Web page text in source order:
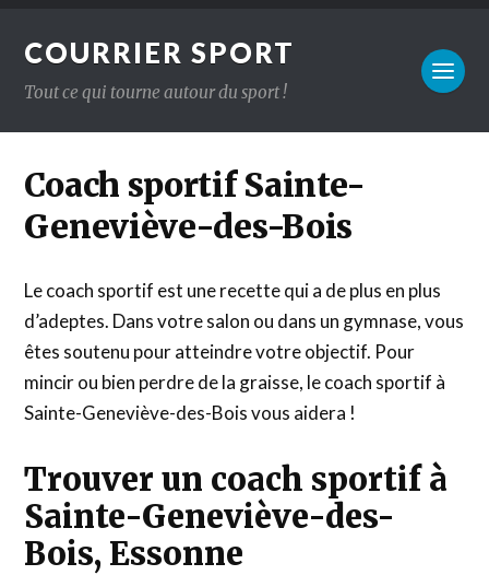
COURRIER SPORT
Tout ce qui tourne autour du sport !
Coach sportif Sainte-
Geneviève-des-Bois
Le coach sportif est une recette qui a de plus en plus
d’adeptes. Dans votre salon ou dans un gymnase, vous
êtes soutenu pour atteindre votre objectif. Pour
mincir ou bien perdre de la graisse, le coach sportif à
Sainte-Geneviève-des-Bois vous aidera !
Trouver un coach sportif à
Sainte-Geneviève-des-
Bois, Essonne